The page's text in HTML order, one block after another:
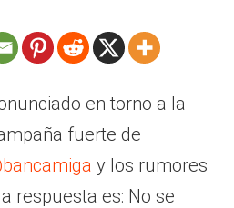
en torno a la
fuerte de
y los rumores
respuesta es: No se